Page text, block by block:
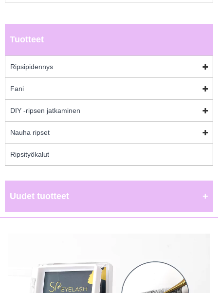
Tuotteet
Ripsipidennys
Fani
DIY -ripsen jatkaminen
Nauha ripset
Ripsityökalut
Uudet tuotteet